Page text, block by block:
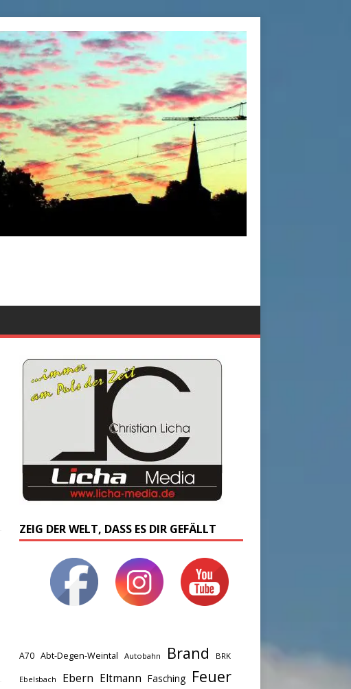
ZEIG DER WELT, DASS ES DIR GEFÄLLT
A70 Abt-Degen-Weintal Autobahn Brand BRK
Ebelsbach Ebern Eltmann Fasching Feuer